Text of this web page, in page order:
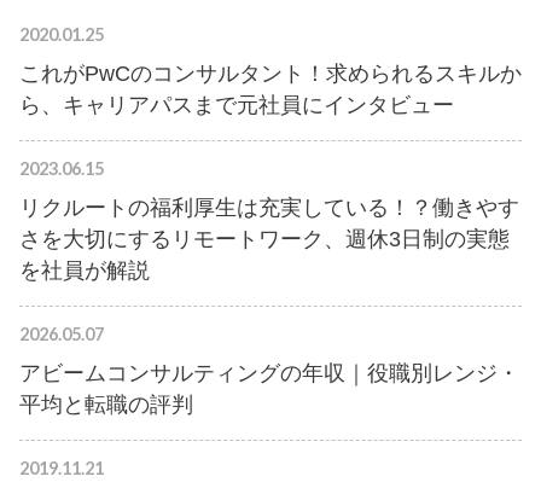
2020.01.25
これがPwCのコンサルタント！求められるスキルか
ら、キャリアパスまで元社員にインタビュー
2023.06.15
リクルートの福利厚生は充実している！？働きやす
さを大切にするリモートワーク、週休3日制の実態
を社員が解説
2026.05.07
アビームコンサルティングの年収｜役職別レンジ・
平均と転職の評判
2019.11.21